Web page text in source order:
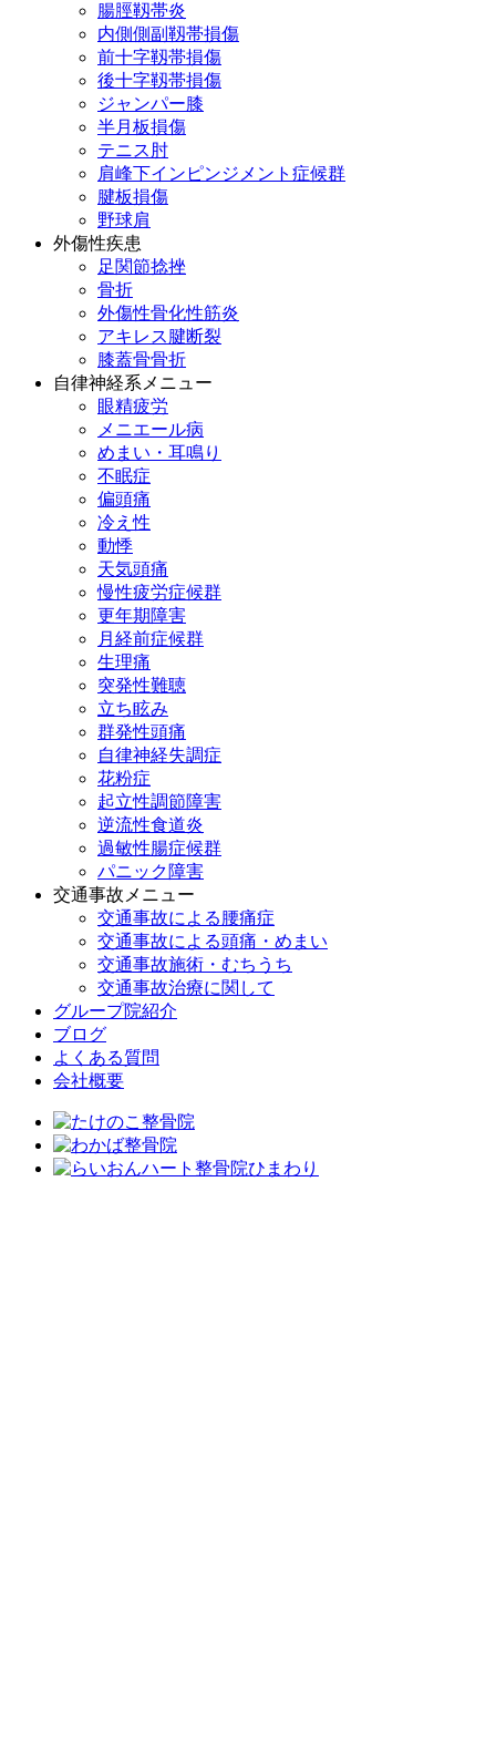
腸脛靱帯炎
内側側副靱帯損傷
前十字靱帯損傷
後十字靱帯損傷
ジャンパー膝
半月板損傷
テニス肘
肩峰下インピンジメント症候群
腱板損傷
野球肩
外傷性疾患
足関節捻挫
骨折
外傷性骨化性筋炎
アキレス腱断裂
膝蓋骨骨折
自律神経系メニュー
眼精疲労
メニエール病
めまい・耳鳴り
不眠症
偏頭痛
冷え性
動悸
天気頭痛
慢性疲労症候群
更年期障害
月経前症候群
生理痛
突発性難聴
立ち眩み
群発性頭痛
自律神経失調症
花粉症
起立性調節障害
逆流性食道炎
過敏性腸症候群
パニック障害
交通事故メニュー
交通事故による腰痛症
交通事故による頭痛・めまい
交通事故施術・むちうち
交通事故治療に関して
グループ院紹介
ブログ
よくある質問
会社概要